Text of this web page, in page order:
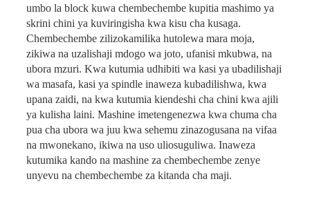
umbo la block kuwa chembechembe kupitia mashimo ya
skrini chini ya kuviringisha kwa kisu cha kusaga.
Chembechembe zilizokamilika hutolewa mara moja,
zikiwa na uzalishaji mdogo wa joto, ufanisi mkubwa, na
ubora mzuri. Kwa kutumia udhibiti wa kasi ya ubadilishaji
wa masafa, kasi ya spindle inaweza kubadilishwa, kwa
upana zaidi, na kwa kutumia kiendeshi cha chini kwa ajili
ya kulisha laini. Mashine imetengenezwa kwa chuma cha
pua cha ubora wa juu kwa sehemu zinazogusana na vifaa
na mwonekano, ikiwa na uso uliosuguliwa. Inaweza
kutumika kando na mashine za chembechembe zenye
unyevu na chembechembe za kitanda cha maji.